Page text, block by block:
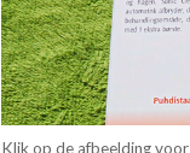
Klik op de afbeelding